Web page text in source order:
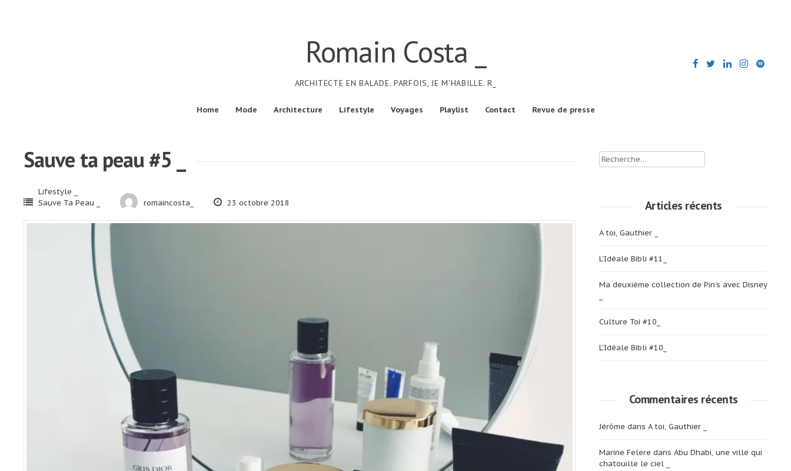
Romain Costa _
ARCHITECTE EN BALADE. PARFOIS, JE M'HABILLE. R_
Home Mode Architecture Lifestyle Voyages Playlist Contact Revue de presse
Sauve ta peau #5 _
Lifestyle _
Sauve Ta Peau _
romaincosta_ 23 octobre 2018
Rechercher :
Articles récents
A toi, Gauthier _
L’Idéale Bibli #11_
Ma deuxième collection de Pin’s avec Disney
Culture Toi #10_
L’Idéale Bibli #10_
Commentaires récents
Jérôme dans A toi, Gauthier _
Marine Felere dans Abu Dhabi, une ville qui
chatouille le ciel _